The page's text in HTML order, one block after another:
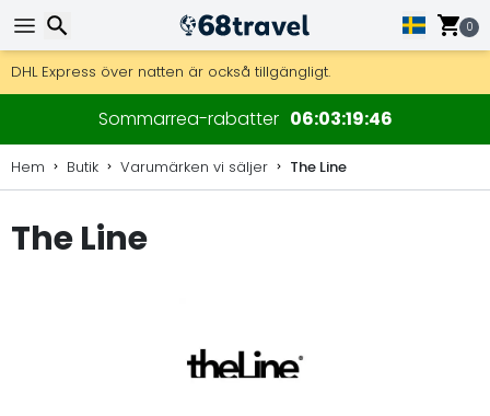
0
Få fri frakt på beställningar över 2 875 kr.
DHL Express över natten är också tillgängligt.
30 dagar för retur, 90 dagar för träkartor och dekorationer.
Sommarrea-rabatter 06 03 19 45
Hem Butik Varumärken vi säljer The Line
The Line